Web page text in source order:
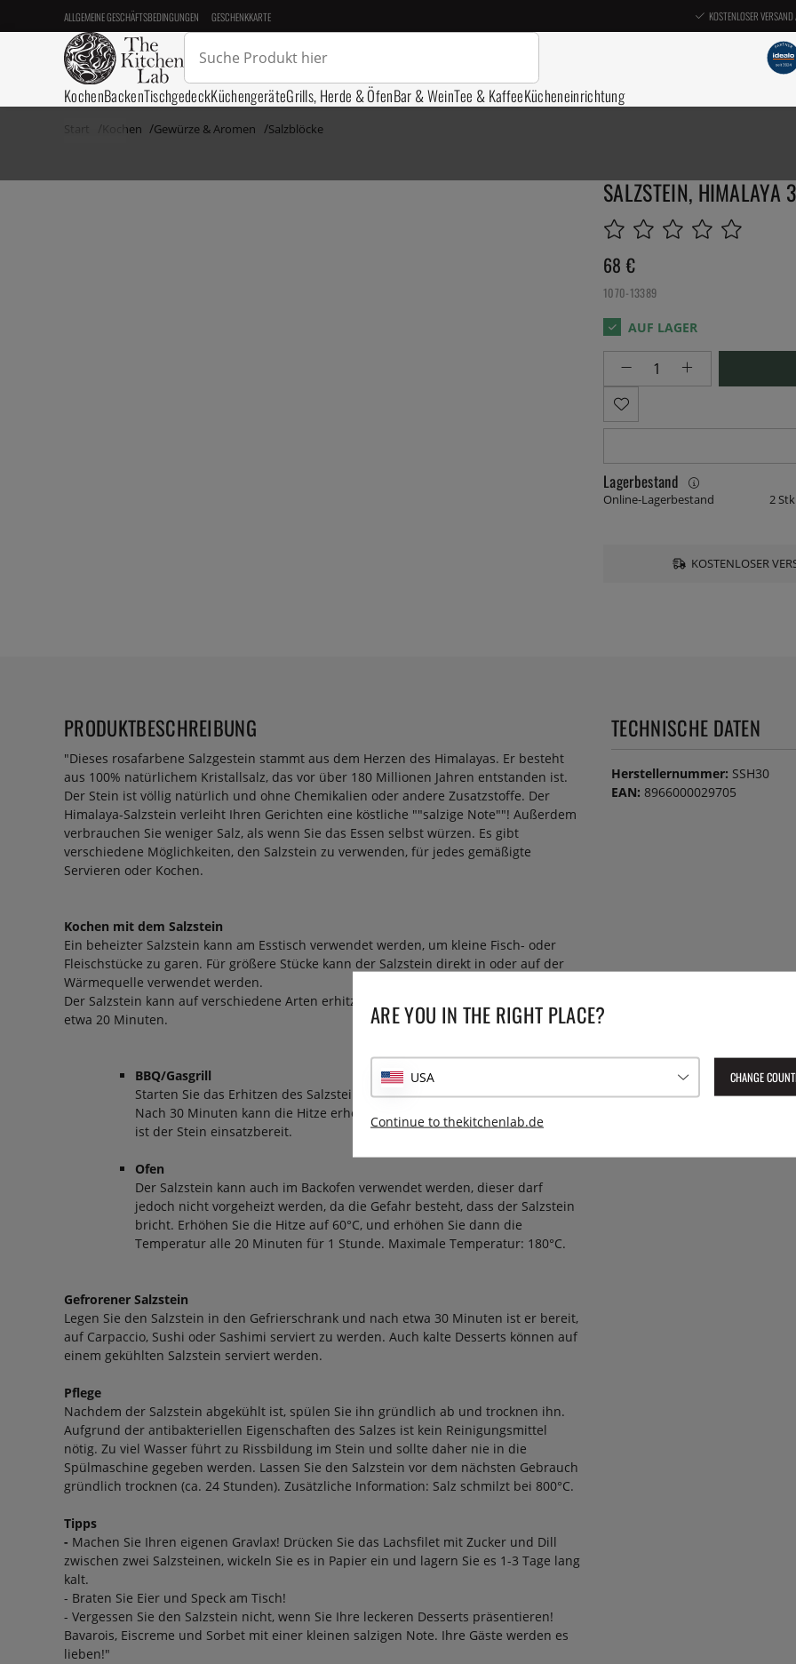
ALLGEMEINE GESCHÄFTSBEDINGUNGEN GESCHENKKARTE KOSTENLOSER
KochenBackenTischgedeckKüchengeräteGrills, Herde & ÖfenBar & WeinTee & KaffeeKücheneinrichtung
Start Kochen Gewürze & Aromen Salzblöcke
SALZSTEIN,
68 €
1070-13389
Lagerbestand
Online-Lagerbestand 2
KOSTENLOSER
PRODUKTBESCHREIBUNG
"Dieses rosafarbene Salzgestein stammt aus dem Herzen des Himalayas. Er besteht
aus 100% natürlichem Kristallsalz, das vor über 180 Millionen Jahren entstanden ist.
Der Stein ist völlig natürlich und ohne Chemikalien oder andere Zusatzstoffe. Der
Himalaya-Salzstein verleiht Ihren Gerichten eine köstliche ""salzige Note""! Außerdem
verbrauchen Sie weniger Salz, als wenn Sie das Essen selbst würzen. Es gibt
verschiedene Möglichkeiten, den Salzstein zu verwenden, für jedes gemäßigte
Servieren oder Kochen.
Kochen mit dem Salzstein
Ein beheizter Salzstein kann am Esstisch verwendet werden, um kleine Fisch- oder
Fleischstücke zu garen. Für größere Stücke kann der Salzstein direkt in oder auf der
Wärmequelle verwendet werden.
Der Salzstein kann auf verschiedene Arten erhitzt werden und hält die Temperatur für
etwa 20 Minuten.
BBQ/Gasgrill
Starten Sie das Erhitzen des Salzsteins mit einer niedrigen Temperatur.
Nach 30 Minuten kann die Hitze erhöht werden und nach ca. 45 Minuten
ist der Stein einsatzbereit.
Ofen
Der Salzstein kann auch im Backofen verwendet werden, dieser darf
jedoch nicht vorgeheizt werden, da die Gefahr besteht, dass der Salzstein
bricht. Erhöhen Sie die Hitze auf 60°C, und erhöhen Sie dann die
Temperatur alle 20 Minuten für 1 Stunde. Maximale Temperatur: 180°C.
Gefrorener Salzstein
Legen Sie den Salzstein in den Gefrierschrank und nach etwa 30 Minuten ist er bereit,
auf Carpaccio, Sushi oder Sashimi serviert zu werden. Auch kalte Desserts können auf
einem gekühlten Salzstein serviert werden.
Pflege
Nachdem der Salzstein abgekühlt ist, spülen Sie ihn gründlich ab und trocknen ihn.
Aufgrund der antibakteriellen Eigenschaften des Salzes ist kein Reinigungsmittel
nötig. Zu viel Wasser führt zu Rissbildung im Stein und sollte daher nie in die
Spülmaschine gegeben werden. Lassen Sie den Salzstein vor dem nächsten Gebrauch
gründlich trocknen (ca. 24 Stunden). Zusätzliche Information: Salz schmilzt bei 800°C.
Tipps
- Machen Sie Ihren eigenen Gravlax! Drücken Sie das Lachsfilet mit Zucker und Dill
zwischen zwei Salzsteinen, wickeln Sie es in Papier ein und lagern Sie es 1-3 Tage lang
kalt.
- Braten Sie Eier und Speck am Tisch!
- Vergessen Sie den Salzstein nicht, wenn Sie Ihre leckeren Desserts präsentieren!
Bavarois, Eiscreme und Sorbet mit einer kleinen salzigen Note. Ihre Gäste werden es
lieben!"
TECHNISCHE DATEN
Herstellernummer: SSH30
EAN: 8966000029705
ARE YOU IN THE RIGHT PLACE?
USA CHANGE
Continue to thekitchenlab.de